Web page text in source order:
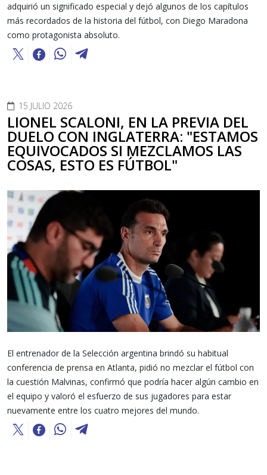
adquirió un significado especial y dejó algunos de los capítulos
más recordados de la historia del fútbol, con Diego Maradona
como protagonista absoluto.
15 JULIO 2026
LIONEL SCALONI, EN LA PREVIA DEL
DUELO CON INGLATERRA: "ESTAMOS
EQUIVOCADOS SI MEZCLAMOS LAS
COSAS, ESTO ES FÚTBOL"
El entrenador de la Selección argentina brindó su habitual
conferencia de prensa en Atlanta, pidió no mezclar el fútbol con
la cuestión Malvinas, confirmó que podría hacer algún cambio en
el equipo y valoró el esfuerzo de sus jugadores para estar
nuevamente entre los cuatro mejores del mundo.